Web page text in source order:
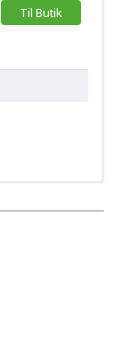
Til Butik